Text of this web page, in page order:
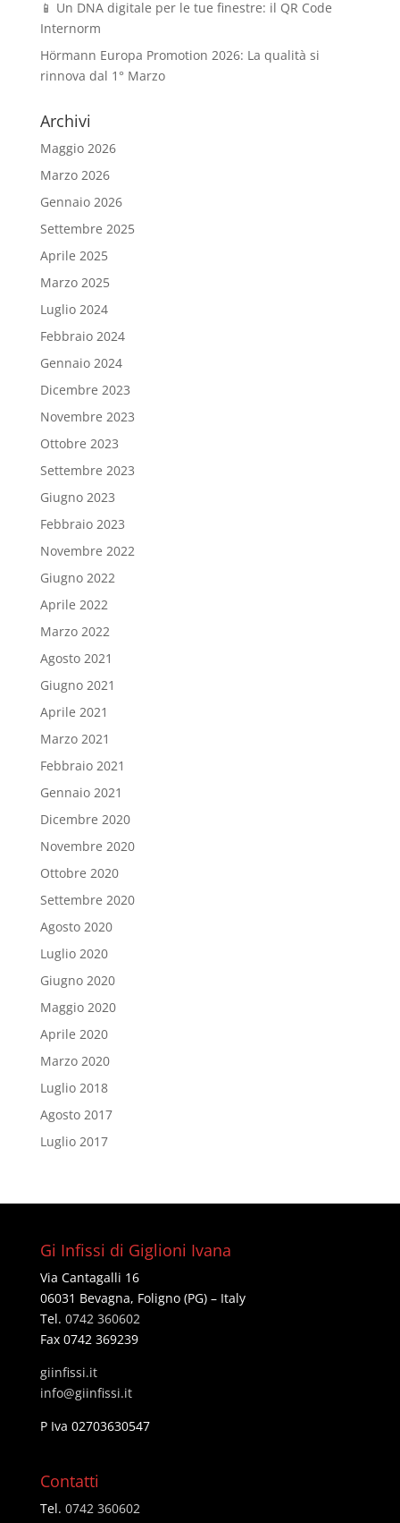
📱 Un DNA digitale per le tue finestre: il QR Code
Internorm
Hörmann Europa Promotion 2026: La qualità si
rinnova dal 1° Marzo
Archivi
Maggio 2026
Marzo 2026
Gennaio 2026
Settembre 2025
Aprile 2025
Marzo 2025
Luglio 2024
Febbraio 2024
Gennaio 2024
Dicembre 2023
Novembre 2023
Ottobre 2023
Settembre 2023
Giugno 2023
Febbraio 2023
Novembre 2022
Giugno 2022
Aprile 2022
Marzo 2022
Agosto 2021
Giugno 2021
Aprile 2021
Marzo 2021
Febbraio 2021
Gennaio 2021
Dicembre 2020
Novembre 2020
Ottobre 2020
Settembre 2020
Agosto 2020
Luglio 2020
Giugno 2020
Maggio 2020
Aprile 2020
Marzo 2020
Luglio 2018
Agosto 2017
Luglio 2017
Gi Infissi di Giglioni Ivana
Via Cantagalli 16
06031 Bevagna, Foligno (PG) – Italy
Tel. 0742 360602
Fax 0742 369239
giinfissi.it
ti.issifniig
@ofni
P Iva 02703630547
Contatti
Tel. 0742 360602